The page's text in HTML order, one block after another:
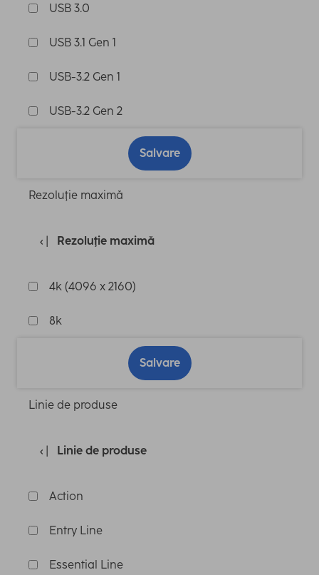
USB 3.0
USB 3.1 Gen 1
USB-3.2 Gen 1
USB-3.2 Gen 2
Salvare
Rezoluţie maximă
Rezoluţie maximă
4k (4096 x 2160)
8k
Salvare
Linie de produse
Linie de produse
Action
Entry Line
Essential Line